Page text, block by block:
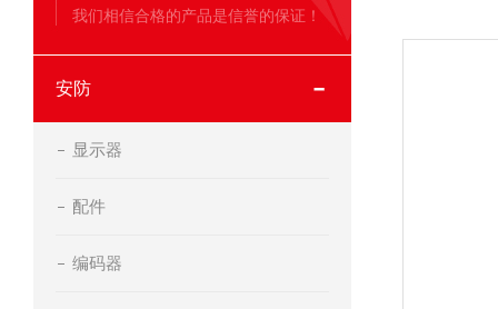
我们相信合格的产品是信誉的保证！
安防
显示器
配件
编码器